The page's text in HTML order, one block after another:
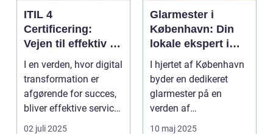
ITIL 4
Certificering:
Vejen til effektiv IT-
service
management
I en verden, hvor digital
transformation er
afgørende for succes,
bliver effektive service
ma...
02 juli 2025
Glarmester i
København: Din
lokale ekspert i
glasløsninger
I hjertet af København
byder en dedikeret
glarmester på en
verden af
glasløsning...
10 maj 2025